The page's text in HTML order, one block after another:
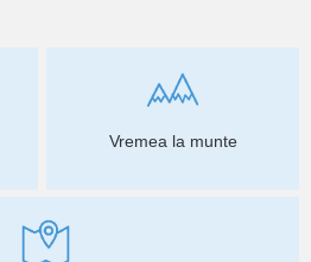
Vremea la munte